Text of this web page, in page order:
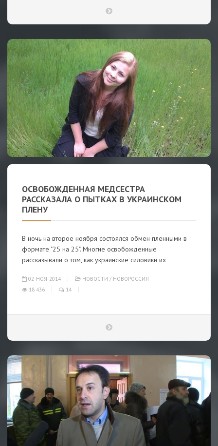
ОСВОБОЖДЕННАЯ МЕДСЕСТРА
РАССКАЗАЛА О ПЫТКАХ В УКРАИНСКОМ
ПЛЕНУ
В ночь на второе ноября состоялся обмен пленными в
формате "25 на 25". Многие освобожденные
рассказывали о том, как украинские силовики их
02-НОЯ-2014 НОВОСТИ / НОВОРОССИЯ
18 436
14